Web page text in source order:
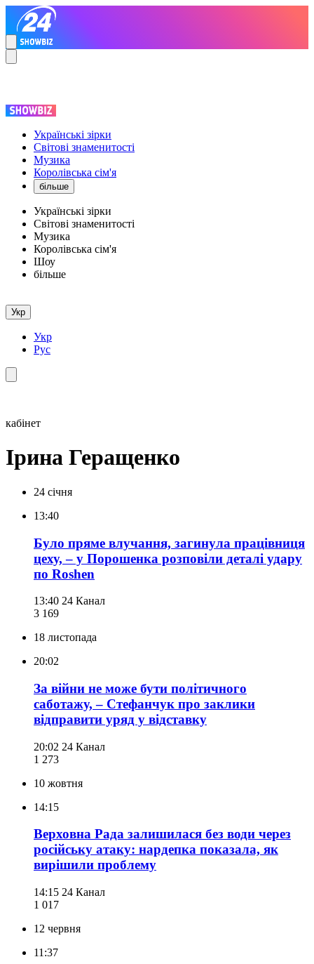
Українські зірки
Світові знаменитості
Музика
Королівська сім'я
більше
Українські зірки
Світові знаменитості
Музика
Королівська сім'я
Шоу
більше
Укр
Укр
Рус
кабінет
Ірина Геращенко
24 січня
13:40
Було пряме влучання, загинула працівниця
цеху, – у Порошенка розповіли деталі удару
по Roshen
13:40 24 Канал
3 169
18 листопада
20:02
За війни не може бути політичного
саботажу, – Стефанчук про заклики
відправити уряд у відставку
20:02 24 Канал
1 273
10 жовтня
14:15
Верховна Рада залишилася без води через
російську атаку: нардепка показала, як
вирішили проблему
14:15 24 Канал
1 017
12 червня
11:37